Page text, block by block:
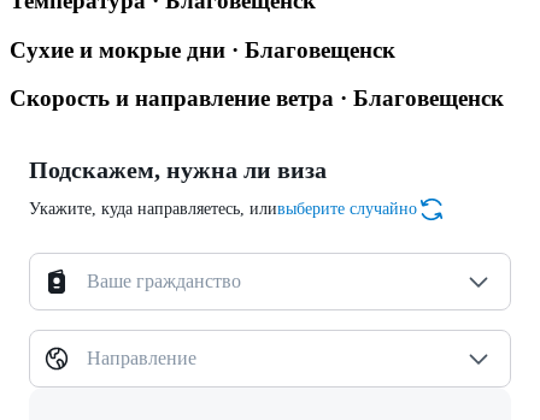
Сухие и мокрые дни · Благовещенск
Скорость и направление ветра · Благовещенск
Подскажем, нужна ли виза
Укажите, куда направляетесь, иливыберите случайно
Ваше гражданство
Направление